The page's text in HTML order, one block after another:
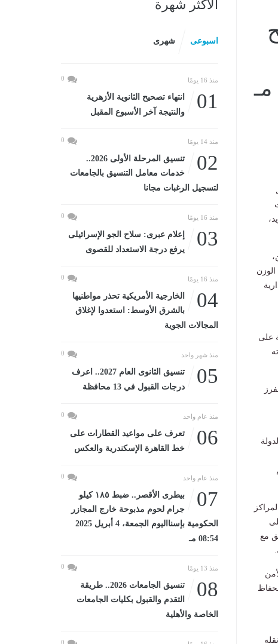
على
المراكز
مع
الأكثر شهرة
اسبوعى شهرى
منذ 16 يومًا 0
01
انتهاء تصحيح الثانوية الأزهرية
والنتيجة آخر الأسبوع المقبل
منذ 14 يومًا 0
02
تنسيق المرحلة الأولى 2026..
خدمات معامل التنسيق بالجامعات
لتسجيل الرغبات مجانا
منذ 16 يومًا 0
03
إعلام عبرى: سلاح الجو الإسرائيلى
يرفع درجة الاستعداد للقصوى
منذ 16 يومًا 0
04
الخارجية الأمريكية تحذر مواطنيها
بالشرق الأوسط: استعدوا لإغلاق
المجالات الجوية
منذ شهر واحد 0
05
تنسيق الثانوى العام 2027.. اعرف
درجات القبول في 13 محافظة
منذ عام واحد 0
06
تعرف على مواعيد القطارات على
خط القاهرة الإسكندرية والعكس
منذ عام واحد 0
07
بيطرى الأقصر.. ضبط ١٨٥ كيلو
جرام لحوم مذبوحة خارج المجازر
الحكومية بإسنااليوم الجمعة، 4 أبريل 2025
08:54 مـ
منذ 13 يومًا 0
08
تنسيق الجامعات 2026.. طريقة
التقدم والقبول بكليات الجامعات
الخاصة والأهلية
0